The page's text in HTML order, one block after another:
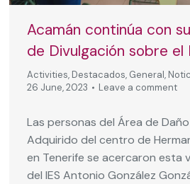
Acamán continúa con
de Divulgación sobre el
Activities, Destacados, General,
26 June, 2023
Leave a comment
Las personas del Área de
Adquirido del centro de
en Tenerife se acercaron esta
del IES Antonio González